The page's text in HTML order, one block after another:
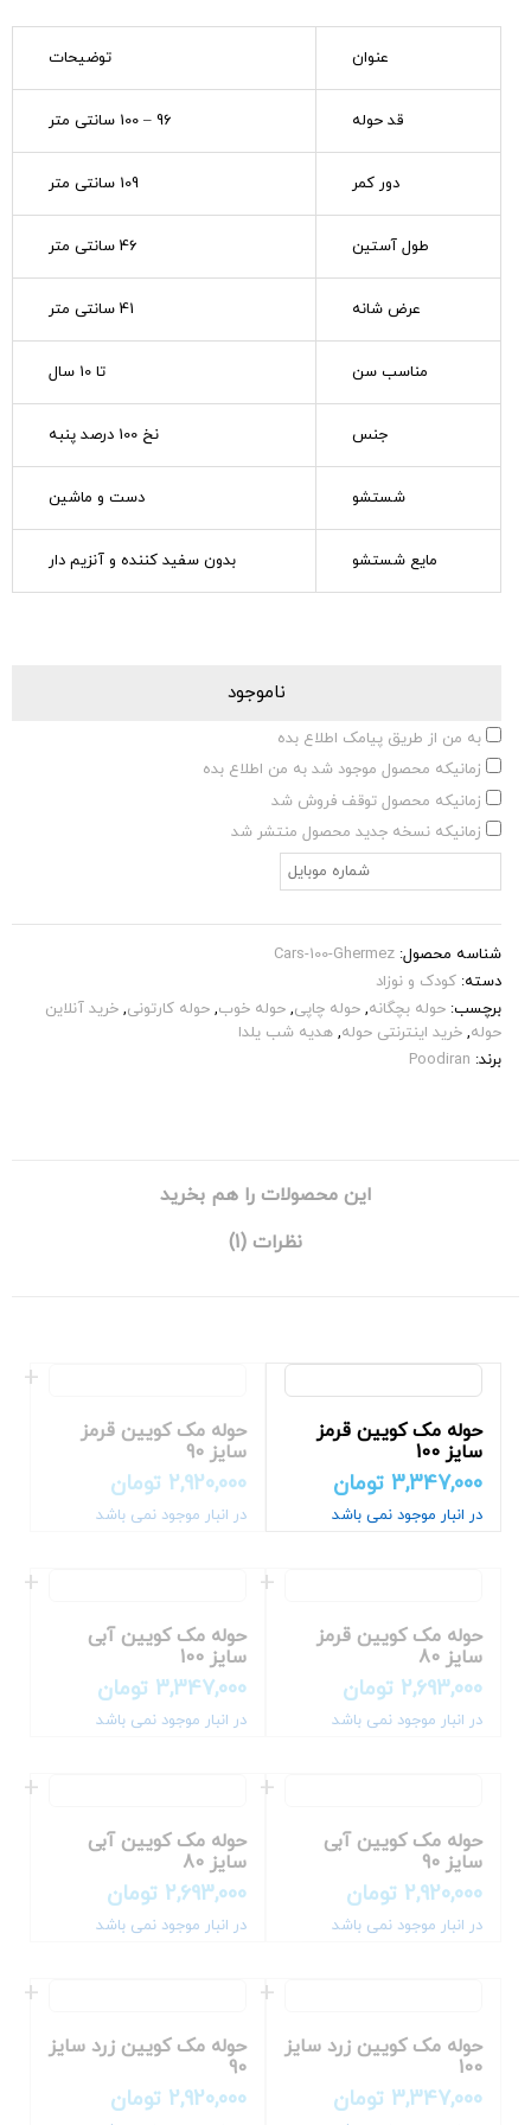
عنوان توضیحات
قد حوله
دور کمر
طول آستین
عرض شانه
مناسب سن تا 10 سال
جنس نخ 100 درصد پنبه
شستشو دست و ماشین
مایع شستشو بدون سفید کننده و آنزیم دار
ناموجود
به من از طریق پیامک اطلاع بده
زمانیکه محصول موجود شد به من اطلاع بده
زمانیکه محصول توقف فروش شد
زمانیکه نسخه جدید محصول منتشر شد
شناسه محصول: Cars-100-Ghermez
دسته: کودک و نوزاد
برچسب: حوله بچگانه, حوله چاپی, حوله خوب, حوله کارتونی, خرید آنلاین
حوله, خرید اینترنتی حوله, هدیه شب یلدا
برند: Poodiran
این محصولات را هم بخرید
نظرات (1)
حوله مک کویین قرمز
سایز 100
3,347,000 تومان
در انبار موجود نمی باشد
حوله مک کویین قرمز
سایز 90
2,920,000 تومان
در انبار موجود نمی باشد
حوله مک کویین قرمز
سایز 80
2,693,000 تومان
در انبار موجود نمی باشد
حوله مک کویین آبی
سایز 100
3,347,000 تومان
در انبار موجود نمی باشد
حوله مک کویین آبی
سایز 90
2,920,000 تومان
در انبار موجود نمی باشد
حوله مک کویین آبی
سایز 80
2,693,000 تومان
در انبار موجود نمی باشد
حوله مک کویین زرد سایز
100
3,347,000 تومان
حوله مک کویین زرد سایز
90
2,920,000 تومان